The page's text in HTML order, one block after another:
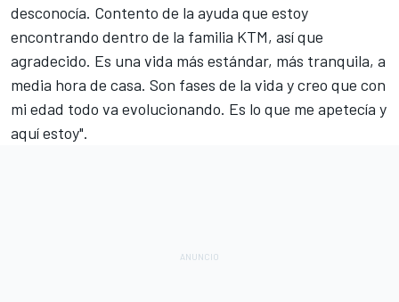
desconocía. Contento de la ayuda que estoy
encontrando dentro de la familia KTM, así que
agradecido. Es una vida más estándar, más tranquila, a
media hora de casa. Son fases de la vida y creo que con
mi edad todo va evolucionando. Es lo que me apetecía y
aquí estoy".